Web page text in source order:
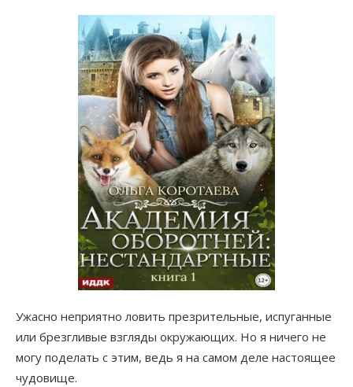
Ужасно неприятно ловить презрительные, испуганные
или брезгливые взгляды окружающих. Но я ничего не
могу поделать с этим, ведь я на самом деле настоящее
чудовище.